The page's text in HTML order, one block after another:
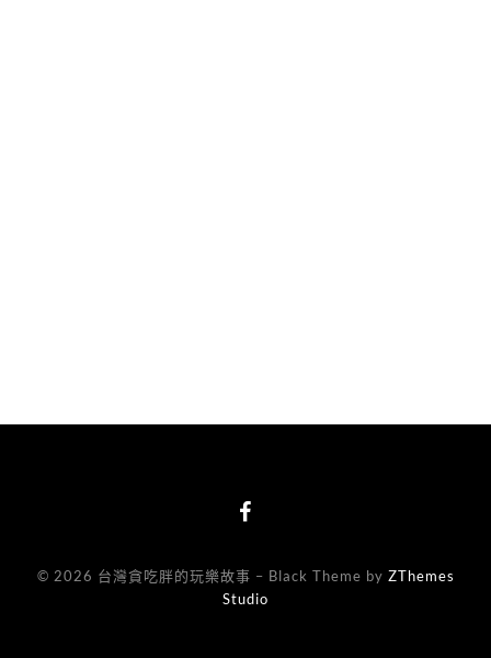
© 2026 台灣貪吃胖的玩樂故事 – Black Theme by ZThemes
Studio